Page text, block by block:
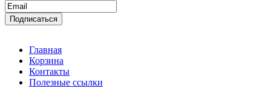
Главная
Корзина
Контакты
Полезные ссылки